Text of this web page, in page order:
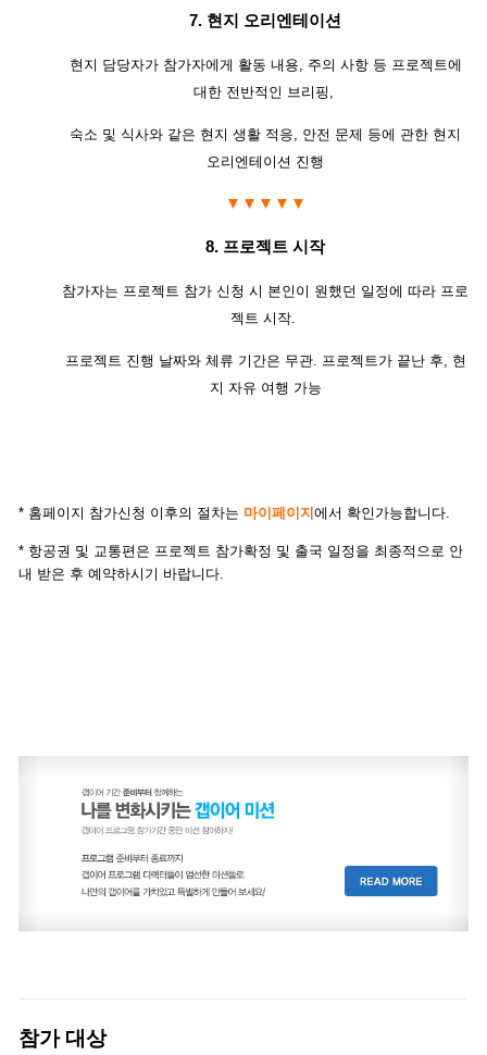
7. 현지 오리엔테이션
현지 담당자가 참가자에게 활동 내용, 주의 사항 등 프로젝트에
대한 전반적인 브리핑 ,
숙소 및 식사와 같은 현지 생활 적응, 안전 문제 등에 관한 현지
오리엔테이션 진행
▼▼▼▼▼
8. 프로젝트 시작
참가자는 프로젝트 참가 신청 시 본인이 원했던 일정에 따라 프로
젝트 시작.
프로젝트 진행 날짜와 체류 기간은 무관. 프로젝트가 끝난 후, 현
지 자유 여행 가능
* 홈페이지 참가신청 이후의 절차는 마이페이지 에서 확인가능합니다.
* 항공권 및 교통편은 프로젝트 참가확정 및 출국 일정을 최종적으로 안
내 받은 후 예약하시기 바랍니다.
참가 대상